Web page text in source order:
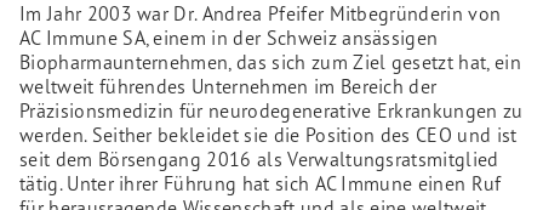
Im Jahr 2003 war Dr. Andrea Pfeifer Mitbegründerin von
AC Immune SA, einem in der Schweiz ansässigen
Biopharmaunternehmen, das sich zum Ziel gesetzt hat, ein
weltweit führendes Unternehmen im Bereich der
Präzisionsmedizin für neurodegenerative Erkrankungen zu
werden. Seither bekleidet sie die Position des CEO und ist
seit dem Börsengang 2016 als Verwaltungsratsmitglied
tätig. Unter ihrer Führung hat sich AC Immune einen Ruf